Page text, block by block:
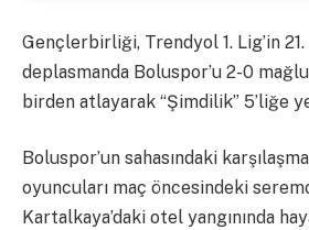
Gençlerbirliği, Trendyol 1. Lig’in 21.
deplasmanda Boluspor’u 2-0
birden atlayarak “Şimdilik” 5’liğe
Boluspor’un sahasındaki
oyuncuları maç öncesindeki
Kartalkaya’daki otel yangınında